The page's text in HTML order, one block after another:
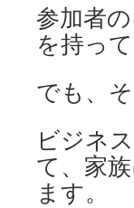
参加者
を持っ
でも、
ビジネ
て、家
ます。